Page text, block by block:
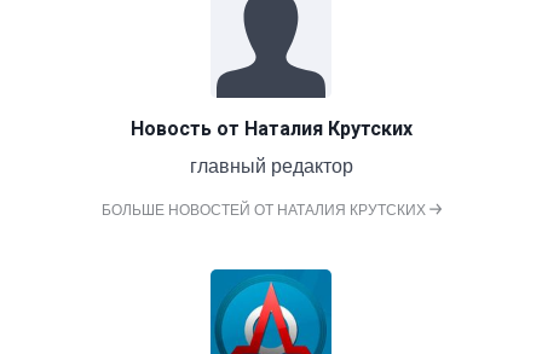
Новость от Наталия Крутских
главный редактор
БОЛЬШЕ НОВОСТЕЙ ОТ НАТАЛИЯ КРУТСКИХ